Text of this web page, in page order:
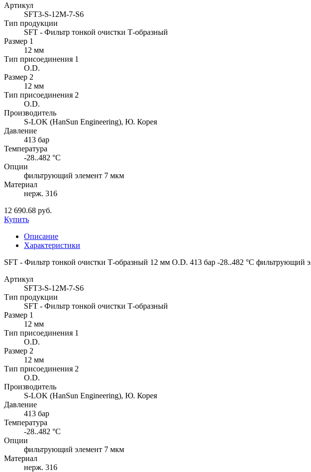
Артикул
SFT3-S-12M-7-S6
Тип продукции
SFT - Фильтр тонкой очистки Т-образный
Размер 1
12 мм
Тип присоединения 1
O.D.
Размер 2
12 мм
Тип присоединения 2
O.D.
Производитель
S-LOK (HanSun Engineering), Ю. Корея
Давление
413 бар
Температура
-28..482 °C
Опции
фильтрующий элемент 7 мкм
Материал
нерж. 316
12 690.68 руб.
Купить
Описание
Характеристики
SFT - Фильтр тонкой очистки Т-образный 12 мм O.D. 413 бар -28..482 °C фильтрующий
Артикул
SFT3-S-12M-7-S6
Тип продукции
SFT - Фильтр тонкой очистки Т-образный
Размер 1
12 мм
Тип присоединения 1
O.D.
Размер 2
12 мм
Тип присоединения 2
O.D.
Производитель
S-LOK (HanSun Engineering), Ю. Корея
Давление
413 бар
Температура
-28..482 °C
Опции
фильтрующий элемент 7 мкм
Материал
нерж. 316